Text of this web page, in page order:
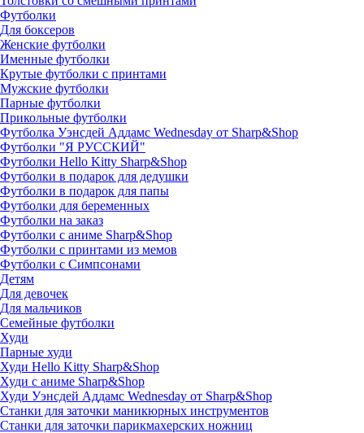
Футболки
Для боксеров
Женские футболки
Именные футболки
Крутые футболки с принтами
Мужские футболки
Парные футболки
Прикольные футболки
Футболка Уэнсдей Аддамс Wednesday от Sharp&Shop
Футболки "Я РУССКИЙ"
Футболки Hello Kitty Sharp&Shop
Футболки в подарок для дедушки
Футболки в подарок для папы
Футболки для беременных
Футболки на заказ
Футболки с аниме Sharp&Shop
Футболки с принтами из мемов
Футболки с Симпсонами
Детям
Для девочек
Для мальчиков
Семейные футболки
Худи
Парные худи
Худи Hello Kitty Sharp&Shop
Худи с аниме Sharp&Shop
Худи Уэнсдей Аддамс Wednesday от Sharp&Shop
Станки для заточки маникюрных инструментов
Станки для заточки парикмахерских ножниц